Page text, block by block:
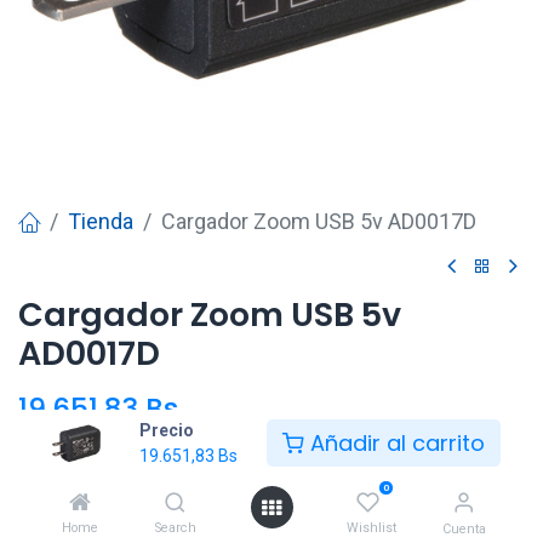
Precio
19.651,83 Bs Añadir al carrito
Home Search
0
Wishlist Cuenta
Tienda Cargador Zoom USB 5v AD0017D
Cargador Zoom USB 5v
AD0017D
19.651,83 Bs
Añadir al carrito